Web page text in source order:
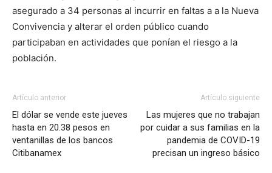
asegurado a 34 personas al incurrir en faltas a a la Nueva
Convivencia y alterar el orden público cuando
participaban en actividades que ponían el riesgo a la
población.
Artículo anterior
El dólar se vende este jueves
hasta en 20.38 pesos en
ventanillas de los bancos
Citibanamex
Artículo siguiente
Las mujeres que no trabajan
por cuidar a sus familias en la
pandemia de COVID-19
precisan un ingreso básico